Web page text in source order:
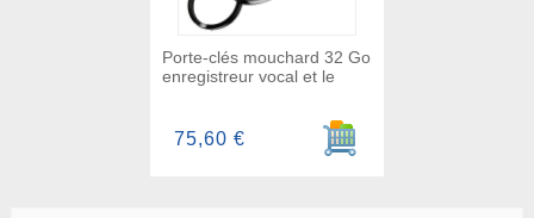
Porte-clés mouchard 32 Go
enregistreur vocal et le
Ajouter au panier
75,60 €